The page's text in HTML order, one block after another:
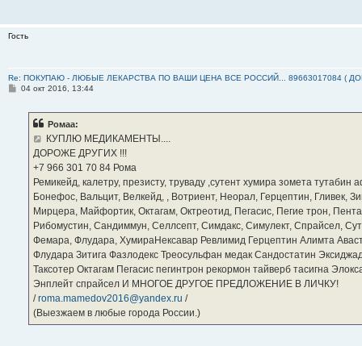
Гость
Re: ПОКУПАЮ - ЛЮБЫЕ ЛЕКАРСТВА ПО ВАШИ ЦЕНА ВСЕ РОССИЙ... 89663017084 (
С04 окт 2016, 13:44
Ромаа:
КУПЛЮ МЕДИКАМЕНТЫ....
ДОРОЖЕ ДРУГИХ !!!
‪+7 966 301 70 84‬ Рома
Ремикейд, калетру, презисту, труваду ,сутент хумира зомета
Бонефос, Вальцит, Велкейд, , Вотриент, Неорал, Герцептин, Гливек,
Мирцера, Майфортик, Октагам, Октреотид, Пегасис, Пегие трон,
Рибомустин, Сандиммун, Селлсепт, Симдакс, Симулект, Спрайсел,
Фемара, Флудара, ХумираНексавар Ревлимид Герцептин Алимта
Флудара Зитига Фазлодекс Треосульфан медак Сандостатин
Таксотер Октагам Пегасис пегинтрон рекормон тайверб тасигна
Энплейт спрайсел И МНОГОЕ ДРУГОЕ ПРЕДЛОЖЕНИЕ В ЛИЧКУ!
/roma.mamedov2016@yandex.ru /
(Выезжаем в любые города России.)